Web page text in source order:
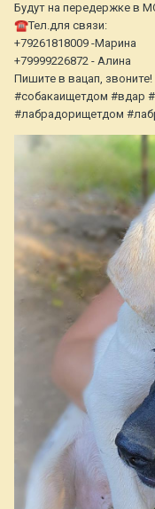
Будут на передержке в
☎️Тел.для связи:
+79261818009 -Марина
+79999226872 - Алина
Пишите в вацап, звоните!
#собакаищетдом #вдар
#лабрадорищетдом